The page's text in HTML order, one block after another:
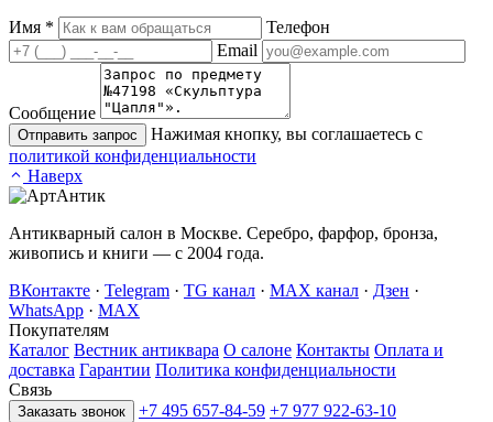
Имя *
Телефон
Email
Сообщение
Отправить запрос
Нажимая кнопку, вы соглашаетесь с
политикой конфиденциальности
Наверх
Антикварный салон в Москве. Серебро, фарфор, бронза,
живопись и книги — с 2004 года.
ВКонтакте · Telegram · TG канал · MAX канал · Дзен ·
WhatsApp · MAX
Покупателям
Каталог Вестник антиквара О салоне Контакты Оплата и
доставка Гарантии Политика конфиденциальности
Связь
Заказать звонок +7 495 657-84-59 +7 977 922-63-10